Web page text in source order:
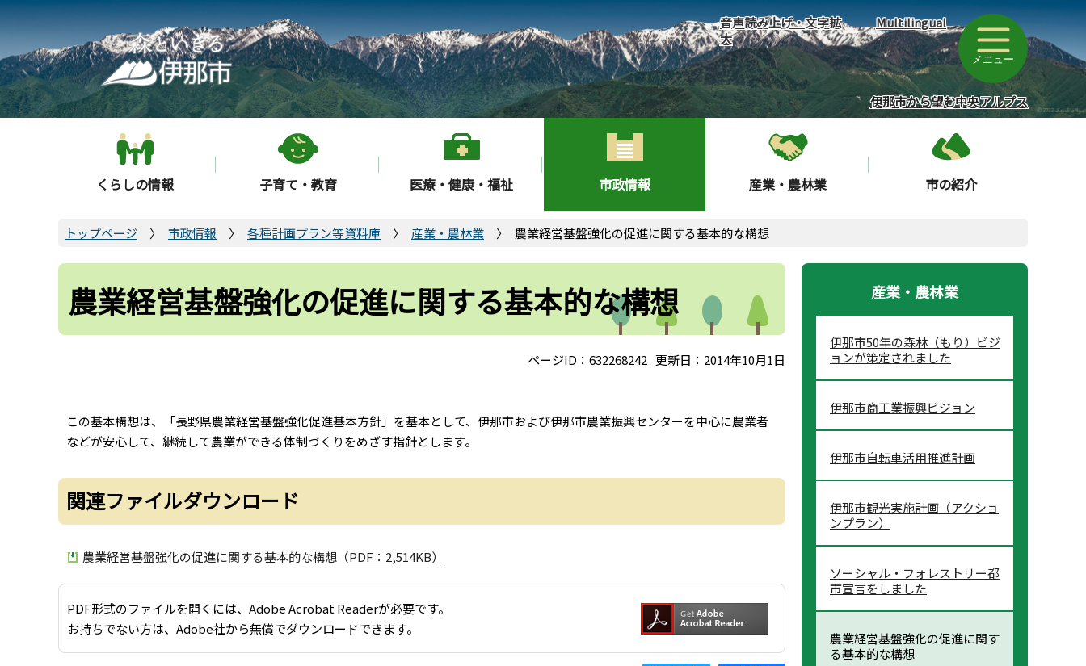
こ
の
ペ
ー
ジ
の
音声読み上げ・文字拡
大
Multilingual
メニュー
伊那市から望む中央アルプス
くらしの情報 子育て・教育 医療・健康・福祉 市政情報 産業・農林業 市の紹介
トップページ 市政情報 各種計画プラン等資料庫 産業・農林業 農業経営基盤強化の促進に関する基本的な構想
農業経営基盤強化の促進に関する基本的な構想
ページID：632268242 更新日：2014年10月1日
この基本構想は、「長野県農業経営基盤強化促進基本方針」を基本として、伊那市および伊那市農業振興センターを中心に農業者
などが安心して、継続して農業ができる体制づくりをめざす指針とします。
関連ファイルダウンロード
農業経営基盤強化の促進に関する基本的な構想（PDF：2,514KB）
PDF形式のファイルを開くには、Adobe Acrobat Readerが必要です。
お持ちでない方は、Adobe社から無償でダウンロードできます。
産業・農林業
伊那市50年の森林（もり）ビジ
ョンが策定されました
伊那市商工業振興ビジョン
伊那市自転車活用推進計画
伊那市観光実施計画（アクショ
ンプラン）
ソーシャル・フォレストリー都
市宣言をしました
農業経営基盤強化の促進に関す
る基本的な構想